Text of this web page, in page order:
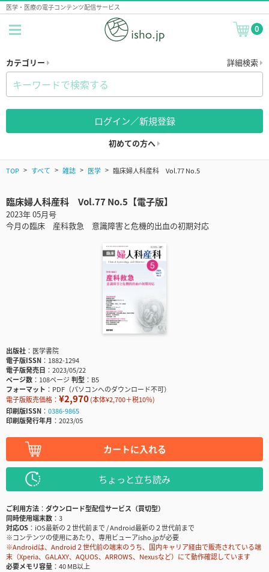
医学・医療の電子コンテンツ配信サービス
0
カテゴリー 詳細検索
ログイン／新規登録
初めての方へ
TOP すべて 雑誌 医学 臨床婦人科産科 Vol.77 No.5
臨床婦人科産科 Vol.77 No.5【電子版】
2023年 05月号
今月の臨床 産科救急 意識障害と危機的出血の初期対応
出版社
医学書院
電子版ISSN
1882-1294
電子版発売日
2023/05/22
ページ数
108ページ判型
B5
フォーマット
PDF（パソコンへのダウンロード不可）
電子版販売価格： ¥2,970(本体¥2,700＋税10％)
印刷版ISSN
0386-9865
印刷版発行年月
2023/05
カートに入れる
ちょっと立ち読み
ご利用方法
ダウンロード型配信サービス（買切型）
同時使用端末数
3
対応OS
iOS最新の２世代前まで / Android最新の２世代前まで
※コンテンツの使用にあたり、専用ビューアisho.jpが必要
※Androidは、Android２世代前の端末のうち、国内キャリア経由で販売されている端
末（Xperia、GALAXY、AQUOS、ARROWS、Nexusなど）にて動作確認しています
必要メモリ容量
40 MB以上